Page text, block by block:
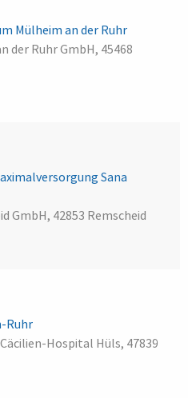
Mülheim an der Ruhr
der Ruhr GmbH, 45468
Sana
GmbH, 42853 Remscheid
Ruhr
Hospital Hüls, 47839